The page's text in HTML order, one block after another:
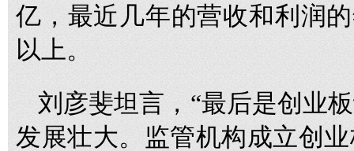
亿，最近几年的营收和利润
以上。
刘彦斐坦言，“最后是创业
发展壮大。监管机构成立创